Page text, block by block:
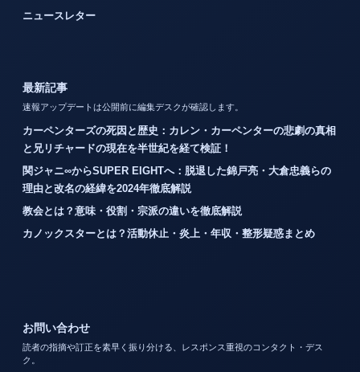
ニュースレター
最新記事
速報アップデートは公開前に編集デスクが確認します。
カーペンターズの死因と歴史：カレン・カーペンターの悲劇の真相
と兄リチャードの現在を半世紀を経て検証！
関ジャニ∞からSUPER EIGHTへ：脱退した錦戸亮・大倉忠義らの
理由と改名の経緯を2024年徹底解説
教会とは？意味・役割・宗派の違いを徹底解説
カノックスターとは？活動休止・炎上・年収・整形疑惑まとめ
お問い合わせ
読者の指摘や訂正を素早く振り分ける、レスポンス重視のコンタクト・デス
ク。